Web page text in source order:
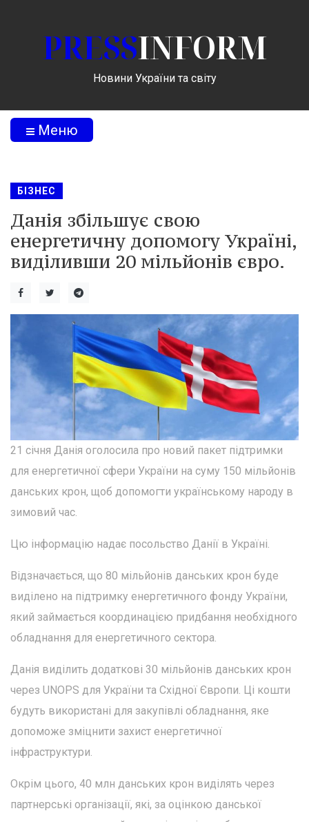
PRESSINFORM
Новини України та світу
Меню
БІЗНЕС
Данія збільшує свою
енергетичну допомогу Україні,
виділивши 20 мільйонів євро.
21 січня Данія оголосила про новий пакет підтримки
для енергетичної сфери України на суму 150 мільйонів
данських крон, щоб допомогти українському народу в
зимовий час.
Цю інформацію надає посольство Данії в Україні.
Відзначається, що 80 мільйонів данських крон буде
виділено на підтримку енергетичного фонду України,
який займається координацією придбання необхідного
обладнання для енергетичного сектора.
Данія виділить додаткові 30 мільйонів данських крон
через UNOPS для України та Східної Європи. Ці кошти
будуть використані для закупівлі обладнання, яке
допоможе зміцнити захист енергетичної
інфраструктури.
Окрім цього, 40 млн данських крон виділять через
партнерські організації, які, за оцінкою данської